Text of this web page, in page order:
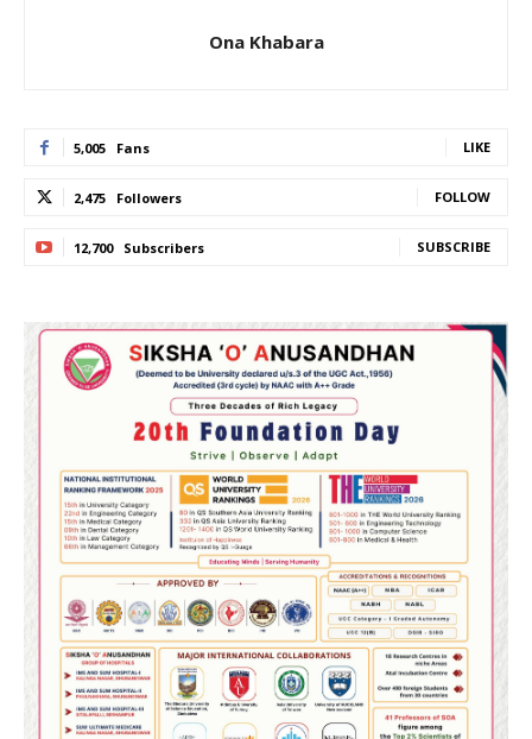
Ona Khabara
5,005 Fans LIKE
2,475 Followers FOLLOW
12,700 Subscribers SUBSCRIBE